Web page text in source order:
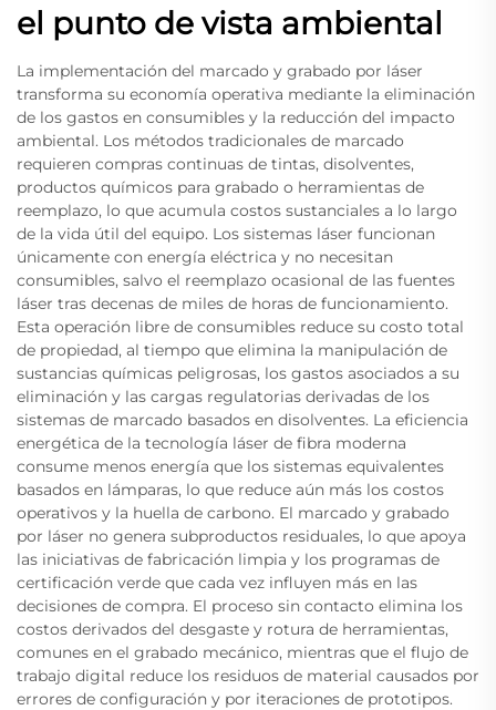
el punto de vista ambiental
La implementación del marcado y grabado por láser
transforma su economía operativa mediante la eliminación
de los gastos en consumibles y la reducción del impacto
ambiental. Los métodos tradicionales de marcado
requieren compras continuas de tintas, disolventes,
productos químicos para grabado o herramientas de
reemplazo, lo que acumula costos sustanciales a lo largo
de la vida útil del equipo. Los sistemas láser funcionan
únicamente con energía eléctrica y no necesitan
consumibles, salvo el reemplazo ocasional de las fuentes
láser tras decenas de miles de horas de funcionamiento.
Esta operación libre de consumibles reduce su costo total
de propiedad, al tiempo que elimina la manipulación de
sustancias químicas peligrosas, los gastos asociados a su
eliminación y las cargas regulatorias derivadas de los
sistemas de marcado basados en disolventes. La eficiencia
energética de la tecnología láser de fibra moderna
consume menos energía que los sistemas equivalentes
basados en lámparas, lo que reduce aún más los costos
operativos y la huella de carbono. El marcado y grabado
por láser no genera subproductos residuales, lo que apoya
las iniciativas de fabricación limpia y los programas de
certificación verde que cada vez influyen más en las
decisiones de compra. El proceso sin contacto elimina los
costos derivados del desgaste y rotura de herramientas,
comunes en el grabado mecánico, mientras que el flujo de
trabajo digital reduce los residuos de material causados por
errores de configuración y por iteraciones de prototipos.